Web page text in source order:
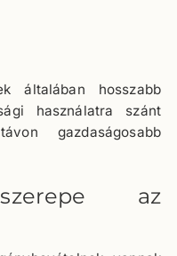
általában hosszabb
használatra szánt
gazdaságosabb
az